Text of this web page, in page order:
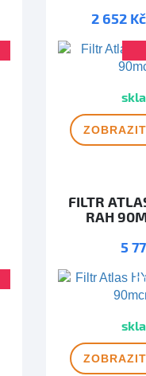
2 652 Kč
ZOBRAZIT
FILTR
RAH
5
ZOBRAZIT